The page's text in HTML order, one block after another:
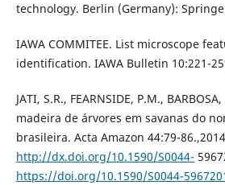
technology. Berlin (Germany):
IAWA COMMITEE. List microscope
identification. IAWA Bulletin 10:221-
JATI, S.R., FEARNSIDE, P.M.,
madeira de árvores em savanas do
brasileira. Acta Amazon 44:79-86.,2014
http://dx.doi.org/10.1590/S0044-
https://doi.org/10.1590/S0044-